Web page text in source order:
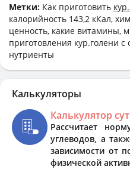
Метки: Как приготовить
калорийность 143,2 кКал,
ценность, какие витамины,
приготовления кур.голени
нутриенты
Калькуляторы
Калькулятор
Рассчитает
углеводов, а
зависимости от
физической